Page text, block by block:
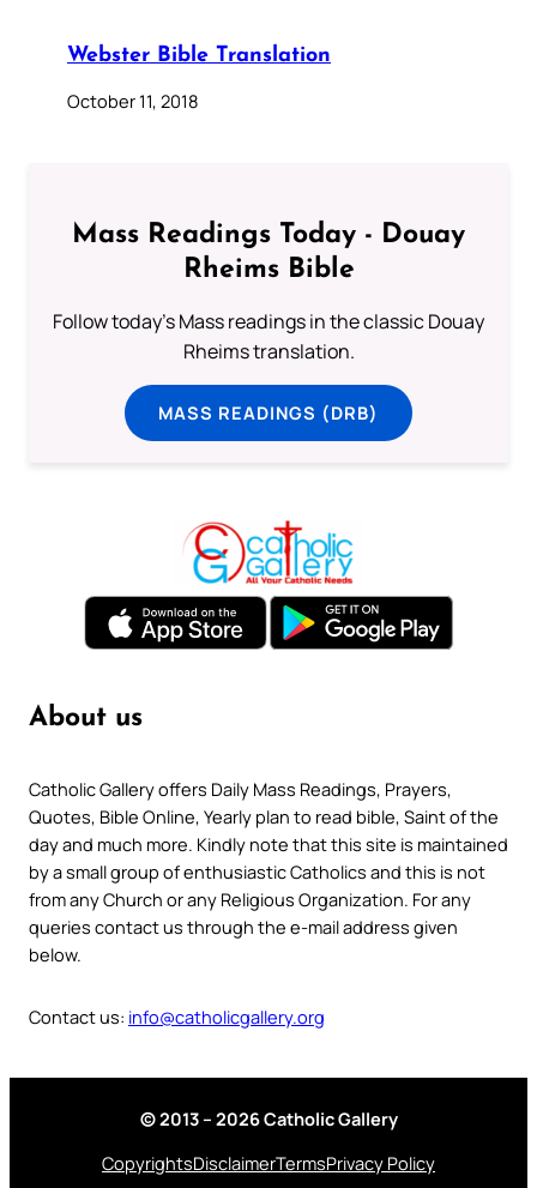
Webster Bible Translation
October 11, 2018
Mass Readings Today - Douay
Rheims Bible
Follow today's Mass readings in the classic Douay
Rheims translation.
MASS READINGS (DRB)
About us
Catholic Gallery offers Daily Mass Readings, Prayers,
Quotes, Bible Online, Yearly plan to read bible, Saint of the
day and much more. Kindly note that this site is maintained
by a small group of enthusiastic Catholics and this is not
from any Church or any Religious Organization. For any
queries contact us through the e-mail address given
below.
Contact us: info@catholicgallery.org
© 2013 – 2026 Catholic Gallery
CopyrightsDisclaimerTermsPrivacy Policy